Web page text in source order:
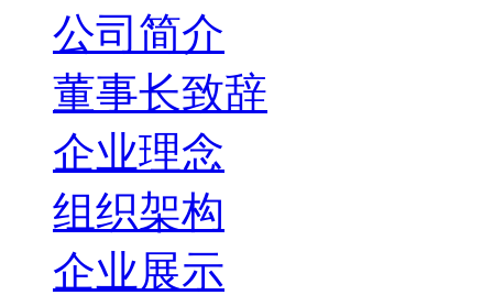
公司简介
董事长致辞
企业理念
组织架构
企业展示